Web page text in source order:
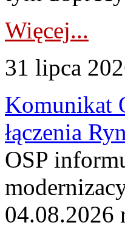
Więcej...
31 lipca
Komunikat
łączenia
OSP
04.08.2026